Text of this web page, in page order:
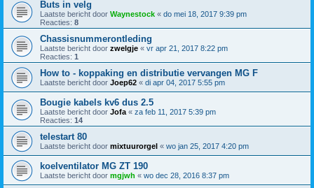
Buts in velg
Laatste bericht door Waynestock « do mei 18, 2017 9:39 pm
Reacties: 8
Chassisnummerontleding
Laatste bericht door zwelgje « vr apr 21, 2017 8:22 pm
Reacties: 1
How to - koppaking en distributie vervangen MG F
Laatste bericht door Joep62 « di apr 04, 2017 5:55 pm
Bougie kabels kv6 dus 2.5
Laatste bericht door Jofa « za feb 11, 2017 5:39 pm
Reacties: 14
telestart 80
Laatste bericht door mixtuurorgel « wo jan 25, 2017 4:20 pm
koelventilator MG ZT 190
Laatste bericht door mgjwh « wo dec 28, 2016 8:37 pm